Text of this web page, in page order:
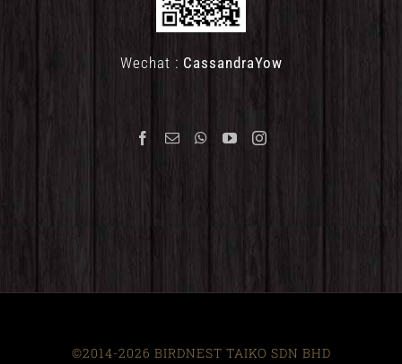
Wechat : CassandraYow
©2014-2026 BIRDNEST TAIKO SDN BHD